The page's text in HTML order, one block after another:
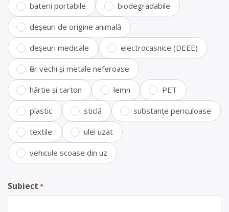
baterii portabile biodegradabile
deșeuri de origine animală
deșeuri medicale electrocasnice (DEEE)
fier vechi și metale neferoase
hârtie și carton lemn PET
plastic sticlă substanțe periculoase
textile ulei uzat
vehicule scoase din uz
Subiect *